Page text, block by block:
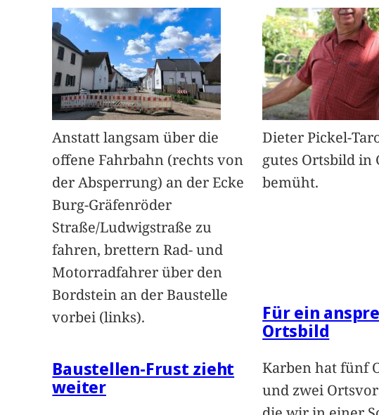
Anstatt langsam über die
offene Fahrbahn (rechts von
der Absperrung) an der Ecke
Burg-Gräfenröder
Straße/Ludwigstraße zu
fahren, brettern Rad- und
Motorradfahrer über den
Bordstein an der Baustelle
vorbei (links).
Baustellen-Frust zieht
weiter
Dieter Pickel-
gutes Ortsbild in
bemüht.
Für ein
Ortsbild
Karben hat fünf
und zwei